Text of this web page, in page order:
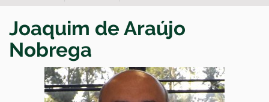
Joaquim de Araújo
Nobrega